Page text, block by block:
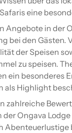
eine
Angebote in der
bei den Gästen.
der Speisen
zu speisen.
ein besonderes
als Highlight
zahlreiche
Ongava